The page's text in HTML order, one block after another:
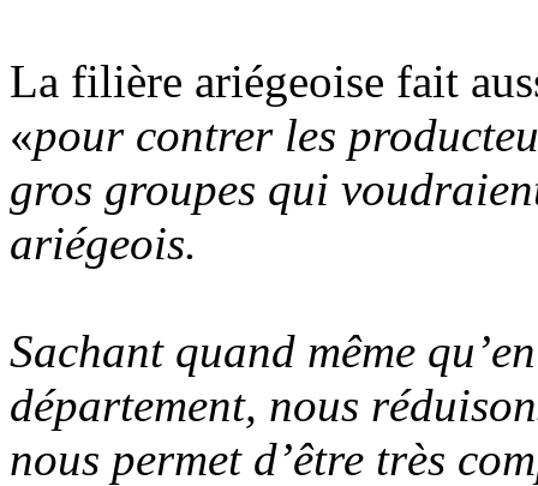
La filière ariégeoise fait
«pour contrer les
gros groupes qui
ariégeois.
Sachant quand même
département, nous
nous permet d’être très